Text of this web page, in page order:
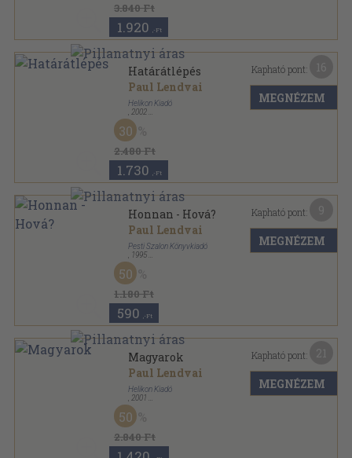
3.840 Ft
1.920 ,-Ft
Határátlépés
Paul Lendvai
Helikon Kiadó
2002
Fűzött kemény papírkötés
2.480 Ft
30
1.730 ,-Ft
Kapható pont:
MEGNÉZEM
Honnan - Hová?
Paul Lendvai
Pesti Szalon Könyvkiadó
1995
Ragasztott papírkötés
1.180 Ft
50
590 ,-Ft
Kapható pont:
MEGNÉZEM
Magyarok
Paul Lendvai
Helikon Kiadó
2001
Fűzött kemény papírkötés
2.840 Ft
50
Kapható pont:
MEGNÉZEM